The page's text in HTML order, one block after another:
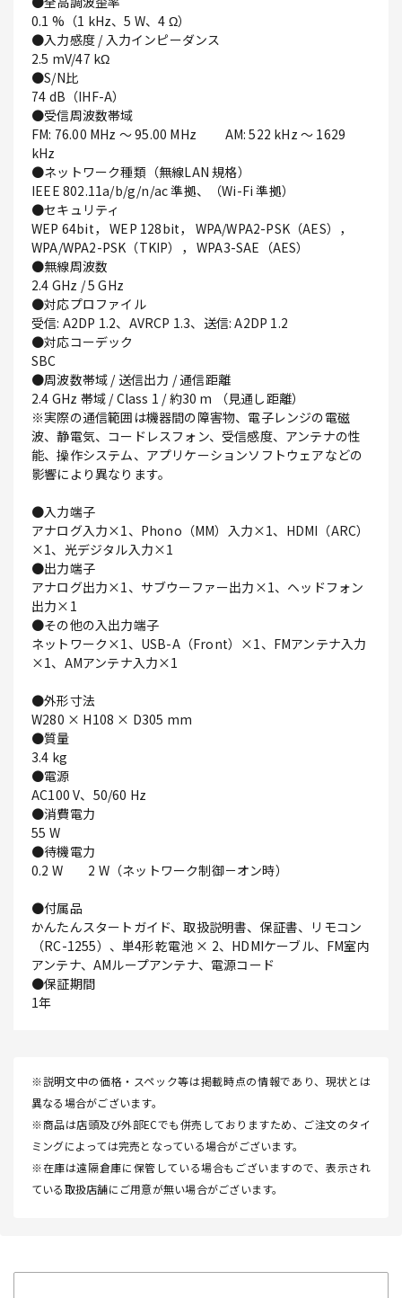
0.1 %（1 kHz、5 W、4 Ω）
●入力感度 / 入力インピーダンス
2.5 mV/47 kΩ
●S/N比
74 dB（IHF-A）
●受信周波数帯域
FM: 76.00 MHz ～ 95.00 MHz AM: 522 kHz ～ 1629
kHz
●ネットワーク種類（無線LAN 規格）
IEEE 802.11a/b/g/n/ac 準拠、（Wi-Fi 準拠）
●セキュリティ
WEP 64bit， WEP 128bit， WPA/WPA2-PSK（AES），
WPA/WPA2-PSK（TKIP）， WPA3-SAE（AES）
●無線周波数
2.4 GHz / 5 GHz
●対応プロファイル
受信: A2DP 1.2、AVRCP 1.3、送信: A2DP 1.2
●対応コーデック
SBC
●周波数帯域 / 送信出力 / 通信距離
2.4 GHz 帯域 / Class 1 / 約30 m （見通し距離）
※実際の通信範囲は機器間の障害物、電子レンジの電磁
波、静電気、コードレスフォン、受信感度、アンテナの性
能、操作システム、アプリケーションソフトウェアなどの
影響により異なります。
●入力端子
アナログ入力×1、Phono（MM）入力×1、HDMI（ARC）
×1、光デジタル入力×1
●出力端子
アナログ出力×1、サブウーファー出力×1、ヘッドフォン
出力×1
●その他の入出力端子
ネットワーク×1、USB-A（Front）×1、FMアンテナ入力
×1、AMアンテナ入力×1
●外形寸法
W280 × H108 × D305 mm
●質量
3.4 kg
●電源
AC100 V、50/60 Hz
●消費電力
55 W
●待機電力
0.2 W 2 W（ネットワーク制御－オン時）
●付属品
かんたんスタートガイド、取扱説明書、保証書、リモコン
（RC-1255）、単4形乾電池 × 2、HDMIケーブル、FM室内
アンテナ、AMループアンテナ、電源コード
●保証期間
1年
※説明文中の価格・スペック等は掲載時点の情報であり、現状とは
異なる場合がございます。
※商品は店頭及び外部ECでも併売しておりますため、ご注文のタイ
ミングによっては完売となっている場合がございます。
※在庫は遠隔倉庫に保管している場合もございますので、表示され
ている取扱店舗にご用意が無い場合がございます。